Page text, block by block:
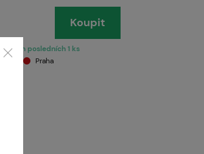
Koupit
skladem posledních 1 ks
Brno
Praha